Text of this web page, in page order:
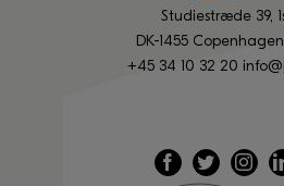
Studiestræde 39,
DK-1455
+45 34 10 32 20